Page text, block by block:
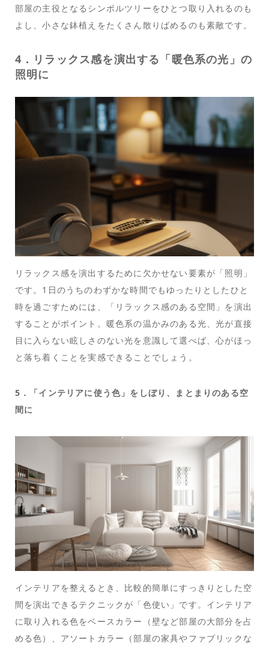
部屋の主役となるシンボルツリーをひとつ取り入れるのも
よし、小さな鉢植えをたくさん散りばめるのも素敵です。
4．リラックス感を演出する「暖色系の光」の
照明に
リラックス感を演出するために欠かせない要素が「照明」
です。1日のうちのわずかな時間でもゆったりとしたひと
時を過ごすためには、「リラックス感のある空間」を演出
することがポイント。暖色系の温かみのある光、光が直接
目に入らない眩しさのない光を意識して選べば、心がほっ
と落ち着くことを実感できることでしょう。
5．「インテリアに使う色」をしぼり、まとまりのある空
間に
インテリアを整えるとき、比較的簡単にすっきりとした空
間を演出できるテクニックが「色使い」です。インテリア
に取り入れる色をベースカラー（壁など部屋の大部分を占
める色）、アソートカラー（部屋の家具やファブリックな